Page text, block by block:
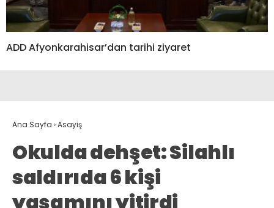
ADD Afyonkarahisar’dan tarihi ziyaret
Ana Sayfa ›Asayiş
Okulda dehşet: Silahlı
saldırıda 6 kişi
yaşamını yitirdi